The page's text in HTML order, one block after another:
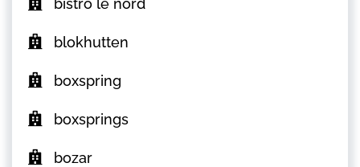
bistro le nord
blokhutten
boxspring
boxsprings
bozar